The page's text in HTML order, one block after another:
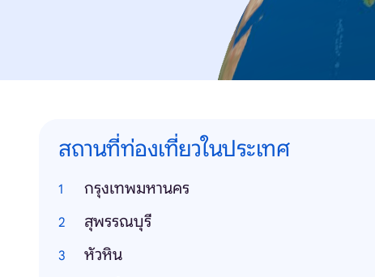
สถานที่ท่องเที่ยวในประเทศ
กรุงเทพมหานคร
สุพรรณบุรี
หัวหิน